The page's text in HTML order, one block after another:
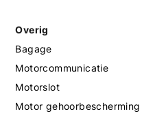
Overig
Bagage
Motorcommunicatie
Motorslot
Motor gehoorbescherming